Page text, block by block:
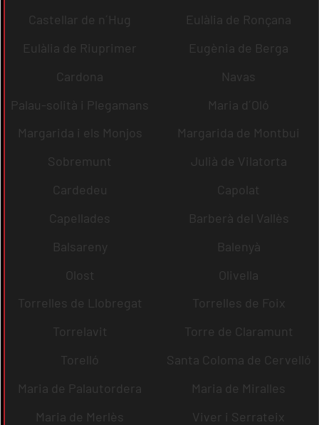
Castellar de n´Hug
Eulàlia de Ronçana
Eulàlia de Riuprimer
Eugènia de Berga
Cardona
Navas
Palau-solità i Plegamans
Maria d´Oló
Margarida i els Monjos
Margarida de Montbui
Sobremunt
Julià de Vilatorta
Cardedeu
Capolat
Capellades
Barberà del Vallès
Balsareny
Balenyà
Olost
Olivella
Torrelles de Llobregat
Torrelles de Foix
Torrelavit
Torre de Claramunt
Torelló
Santa Coloma de Cervelló
Maria de Palautordera
Maria de Miralles
Maria de Merlès
Viver i Serrateix